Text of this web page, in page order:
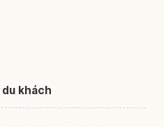
khách